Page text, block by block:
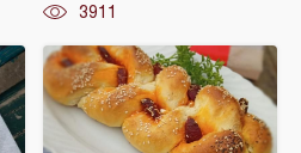
3911